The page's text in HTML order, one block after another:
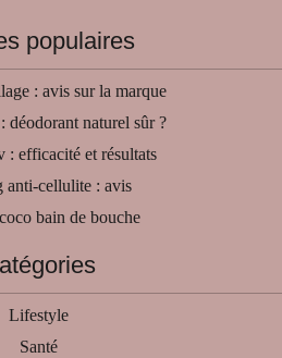
populaires
: avis sur la marque
déodorant naturel sûr ?
: efficacité et résultats
anti-cellulite : avis
bain de bouche
Lifestyle
Santé